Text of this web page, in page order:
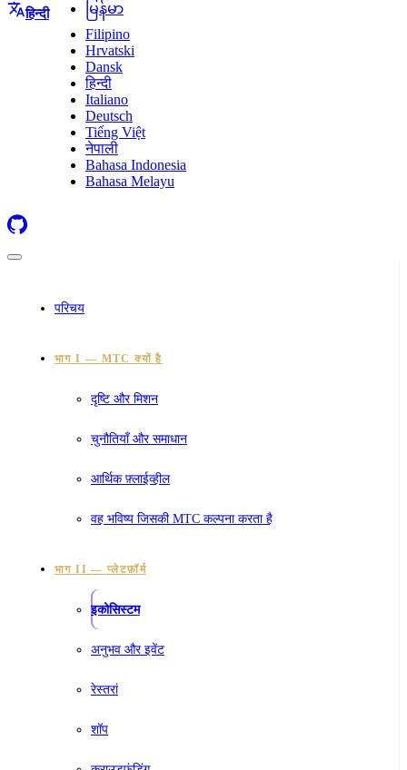
हिन्दी
မြန်မာ
Filipino
Hrvatski
Dansk
हिन्दी
Italiano
Deutsch
Tiếng Việt
नेपाली
Bahasa Indonesia
Bahasa Melayu
परिचय
भाग I — MTC क्यों है
दृष्टि और मिशन
चुनौतियाँ और समाधान
आर्थिक फ़्लाईव्हील
वह भविष्य जिसकी MTC कल्पना करता है
भाग II — प्लेटफ़ॉर्म
इकोसिस्टम
अनुभव और इवेंट
रेस्तरां
शॉप